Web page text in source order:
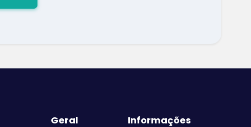
Geral Informações